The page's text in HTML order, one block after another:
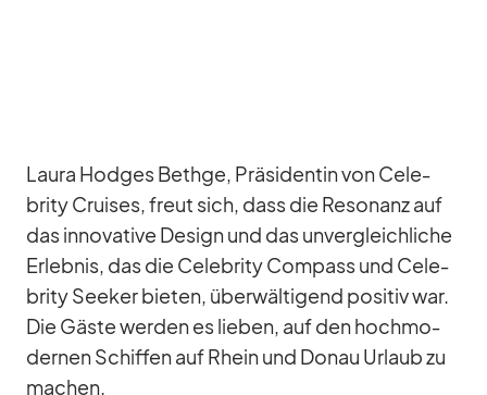
Laura Hod­ges Bethge, Prä­si­den­tin von Ce­le­
brity Crui­ses, freut sich, dass die Re­so­nanz auf
das in­no­va­tive De­sign und das un­ver­gleich­li­che
Er­leb­nis, das die Ce­le­brity Com­pass und Ce­le­
brity See­ker bie­ten, über­wäl­ti­gend po­si­tiv war.
Die Gäste wer­den es lie­ben, auf den hoch­mo­
der­nen Schif­fen auf Rhein und Do­nau Ur­laub zu
ma­chen.